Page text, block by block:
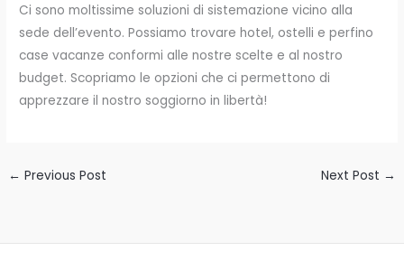
Ci sono moltissime soluzioni di sistemazione vicino alla
sede dell’evento. Possiamo trovare hotel, ostelli e perfino
case vacanze conformi alle nostre scelte e al nostro
budget. Scopriamo le opzioni che ci permettono di
apprezzare il nostro soggiorno in libertà!
← Previous Post Next Post →